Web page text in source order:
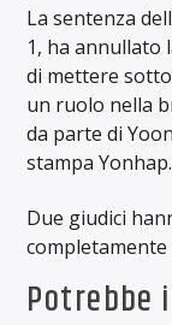
La sentenza
1, ha annullato
di mettere
un ruolo nella
da parte di
stampa Yonhap.
Due giudici
Potrebbe